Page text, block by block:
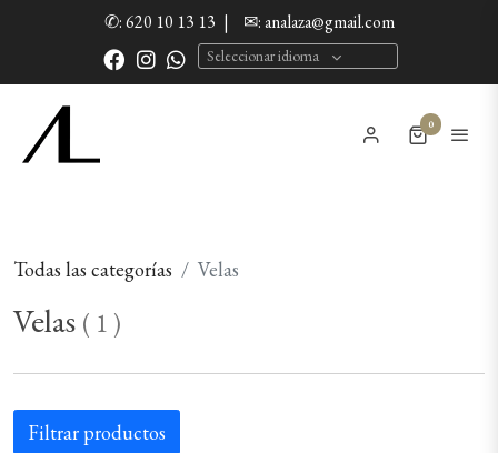
✆: 620 10 13 13 | ✉: analaza@gmail.com
Seleccionar idioma
0
Todas las categorías Velas
Velas ( 1 )
Filtrar productos